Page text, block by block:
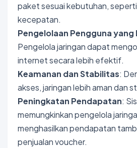
paket sesuai kebutuhan,
kecepatan.
Pengelolaan Pengguna yang
Pengelola jaringan dapat
internet secara lebih efektif.
Keamanan dan Stabilitas:
akses, jaringan lebih aman dan
Peningkatan Pendapatan:
memungkinkan pengelola
menghasilkan pendapatan
penjualan voucher.